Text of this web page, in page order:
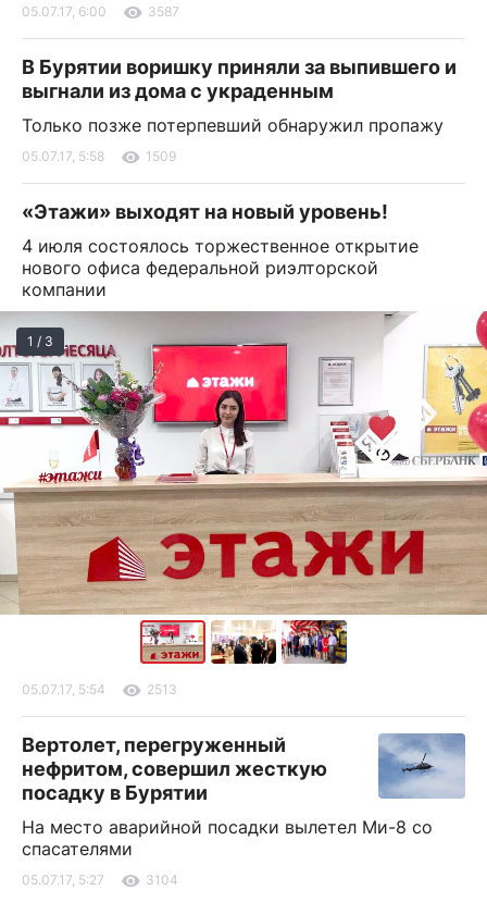
05.07.17, 6:00 3587
В Бурятии воришку приняли за выпившего и
выгнали из дома с украденным
Только позже потерпевший обнаружил пропажу
05.07.17, 5:58 1509
«Этажи» выходят на новый уровень!
4 июля состоялось торжественное открытие
нового офиса федеральной риэлторской
компании
1 / 3
05.07.17, 5:54 2513
Вертолет, перегруженный
нефритом, совершил жесткую
посадку в Бурятии
На место аварийной посадки вылетел Ми-8 со
спасателями
05.07.17, 5:27 3104